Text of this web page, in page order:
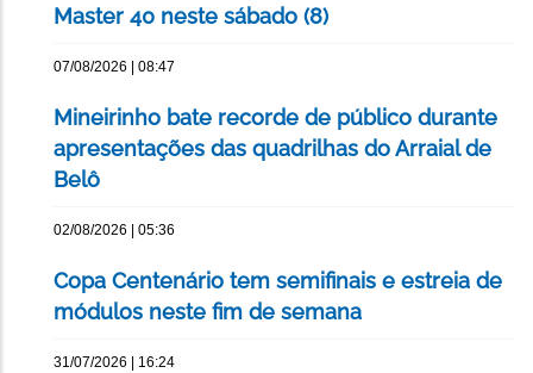
Master 40 neste sábado (8)
07/08/2026 | 08:47
Mineirinho bate recorde de público durante
apresentações das quadrilhas do Arraial de
Belô
02/08/2026 | 05:36
Copa Centenário tem semifinais e estreia de
módulos neste fim de semana
31/07/2026 | 16:24